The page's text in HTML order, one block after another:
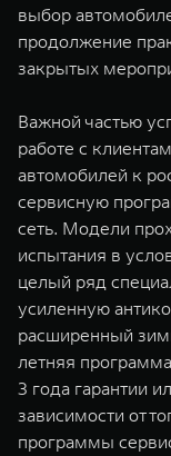
выбор
продолжение
закрытых
Важной частью
работе с
автомобилей к
сервисную
сеть. Модели
испытания в
целый ряд
усиленную
расширенный
летняя
3 года гарантии
зависимости от
программы